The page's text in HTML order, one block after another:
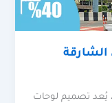
يُعد تصميم لوحات